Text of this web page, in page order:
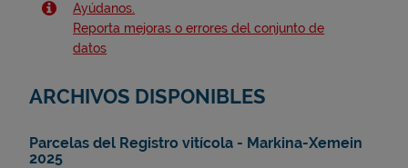
Ayúdanos.
Reporta mejoras o errores del conjunto de
datos
ARCHIVOS DISPONIBLES
Parcelas del Registro vitícola - Markina-Xemein
2025